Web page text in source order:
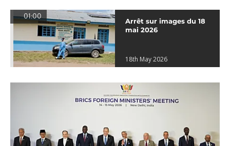
01:00
Arrêt sur images du 18
mai 2026
18th May 2026